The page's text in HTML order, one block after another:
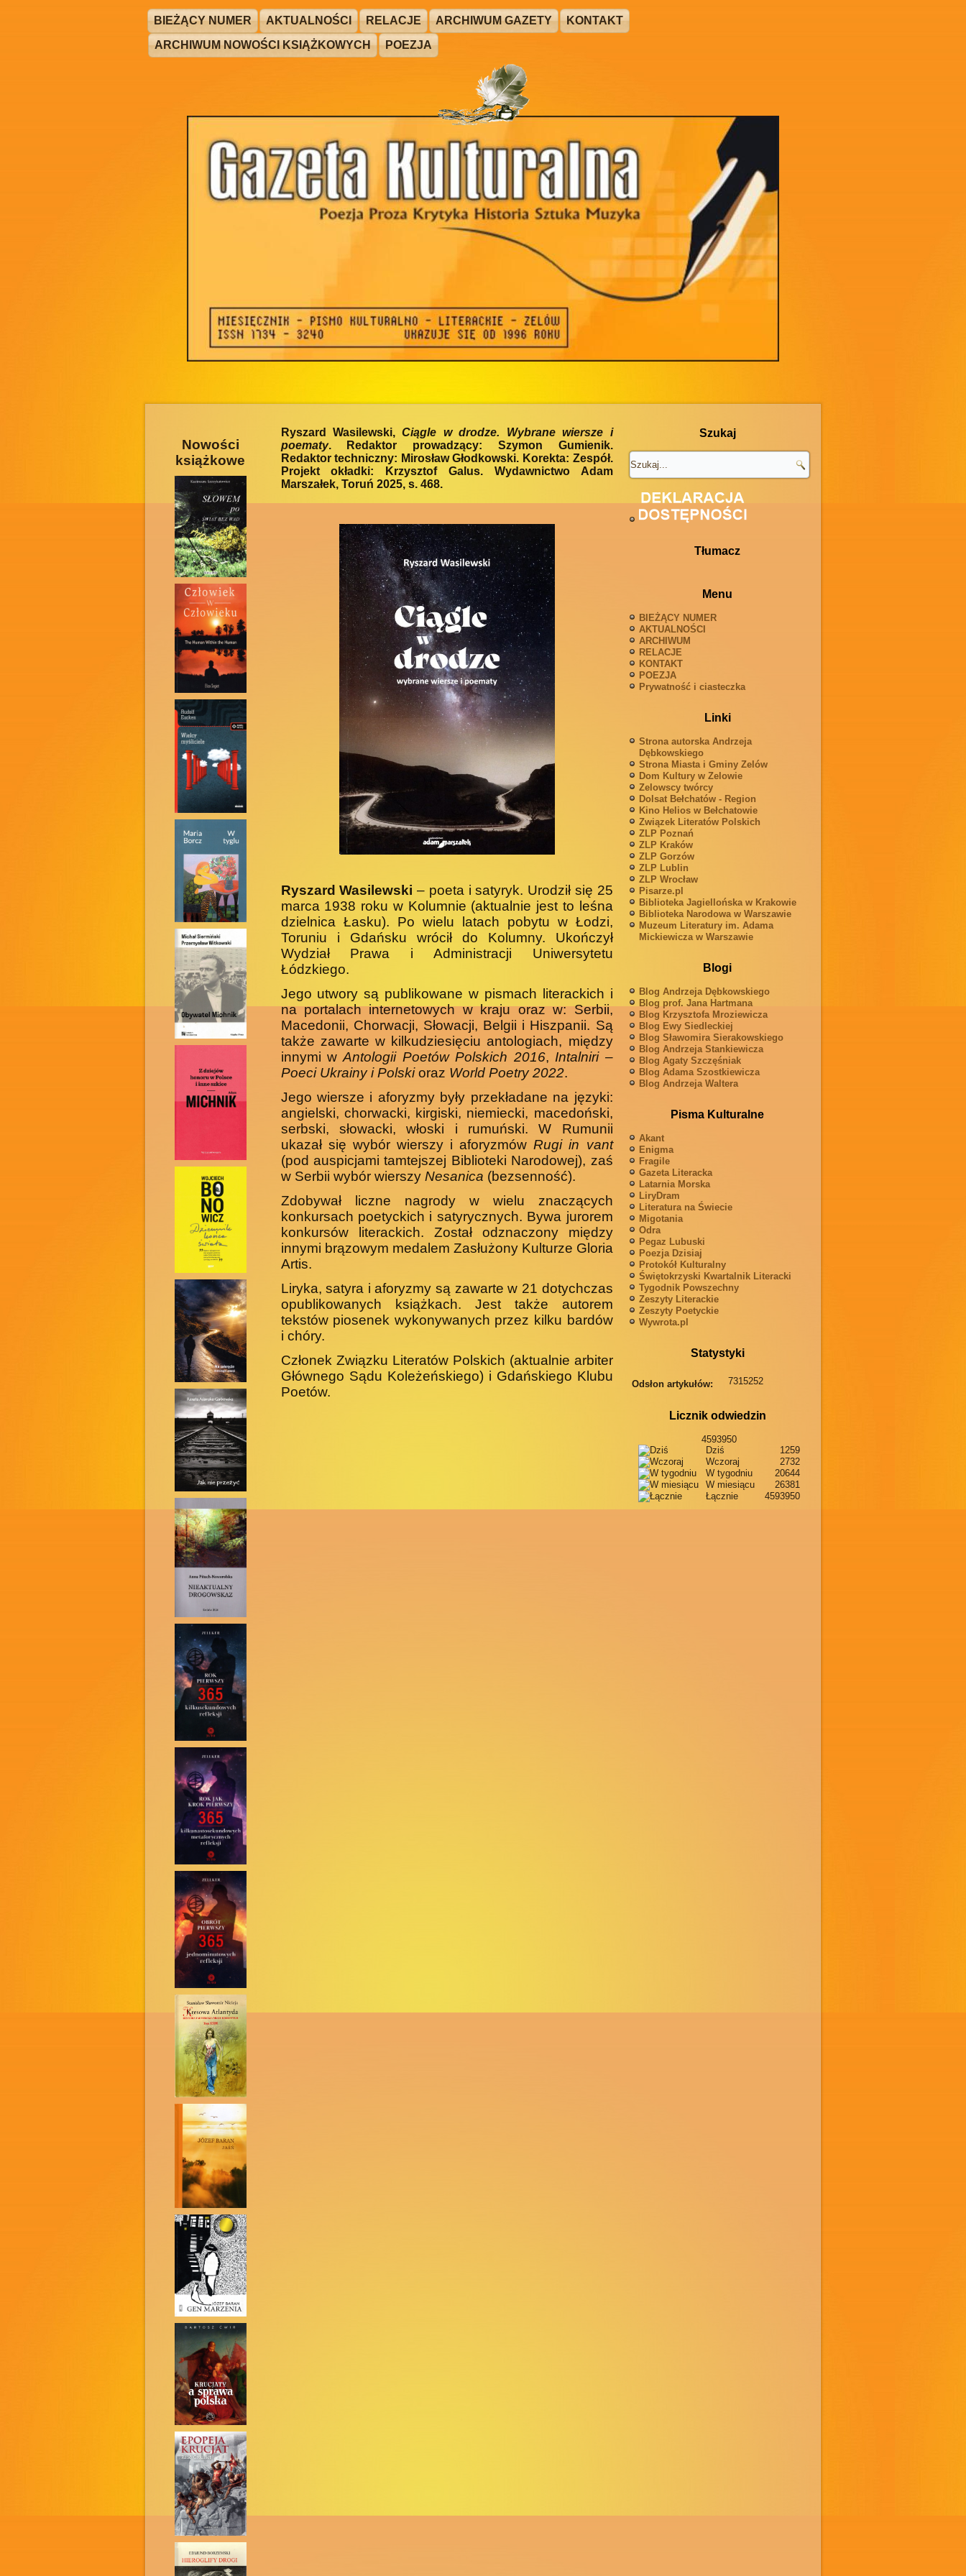
BIEŻĄCY NUMER AKTUALNOŚCI RELACJE ARCHIWUM GAZETY
KONTAKT
ARCHIWUM NOWOŚCI KSIĄŻKOWYCH
POEZJA
Nowości
książkowe
Ryszard Wasilewski,Ciągle w drodze. Wybrane wiersze i
poematy. Redaktor prowadzący: Szymon Gumienik.
Redaktor techniczny: Mirosław Głodkowski. Korekta: Zespół.
Projekt okładki: Krzysztof Galus. Wydawnictwo Adam
Marszałek, Toruń 2025, s. 468.
Ryszard Wasilewski – poeta i satyryk. Uro­dził się 25
marca 1938 roku w Kolumnie (aktualnie jest to leśna
dzielnica Łasku). Po wielu latach pobytu w Łodzi,
Toruniu i Gdańsku wrócił do Kolumny. Ukończył
Wydział Prawa i Administracji Uniwersy­tetu
Łódzkiego.
Jego utwory są publikowane w pismach literackich i
na portalach internetowych w kraju oraz w: Serbii,
Macedonii, Chor­wacji, Słowacji, Belgii i Hiszpanii. Są
tak­że zawarte w kilkudziesięciu antologiach, między
innymi wAntologii Poetów Polskich 2016, Intalniri –
Poeci Ukrainy i Polskioraz World Poetry 2022.
Jego wiersze i aforyzmy były przekładane na języki:
angielski, chorwacki, kirgiski, niemiecki, macedoński,
serbski, słowacki, włoski i rumuński. W Rumunii
ukazał się wybór wierszy i afo­ryzmówRugi in vant
(pod auspicjami tamtejszej Biblioteki Na­rodowej), zaś
w Serbii wybór wierszy Nesanica (bezsenność).
Zdobywał liczne nagrody w wielu znaczących
konkursach poe­tyckich i satyrycznych. Bywa jurorem
konkursów literackich. Zo­stał odznaczony między
innymi brązowym medalem Zasłużony Kulturze Gloria
Artis.
Liryka, satyra i aforyzmy są zawarte w 21 dotychczas
opubliko­wanych książkach. Jest także autorem
tekstów piosenek wyko­nywanych przez kilku bardów
i chóry.
Członek Związku Literatów Polskich (aktualnie arbiter
Głównego Sądu Koleżeńskiego) i Gdańskiego Klubu
Poetów.
Szukaj
Tłumacz
Menu
BIEŻĄCY NUMER
AKTUALNOŚCI
ARCHIWUM
RELACJE
KONTAKT
POEZJA
Prywatność i ciasteczka
Linki
Strona autorska Andrzeja
Dębkowskiego
Strona Miasta i Gminy Zelów
Dom Kultury w Zelowie
Zelowscy twórcy
Dolsat Bełchatów - Region
Kino Helios w Bełchatowie
Związek Literatów Polskich
ZLP Poznań
ZLP Kraków
ZLP Gorzów
ZLP Lublin
ZLP Wrocław
Pisarze.pl
Biblioteka Jagiellońska w Krakowie
Biblioteka Narodowa w Warszawie
Muzeum Literatury im. Adama
Mickiewicza w Warszawie
Blogi
Blog Andrzeja Dębkowskiego
Blog prof. Jana Hartmana
Blog Krzysztofa Mroziewicza
Blog Ewy Siedleckiej
Blog Sławomira Sierakowskiego
Blog Andrzeja Stankiewicza
Blog Agaty Szczęśniak
Blog Adama Szostkiewicza
Blog Andrzeja Waltera
Pisma Kulturalne
Akant
Enigma
Fragile
Gazeta Literacka
Latarnia Morska
LiryDram
Literatura na Świecie
Migotania
Odra
Pegaz Lubuski
Poezja Dzisiaj
Protokół Kulturalny
Świętokrzyski Kwartalnik Literacki
Tygodnik Powszechny
Zeszyty Literackie
Zeszyty Poetyckie
Wywrota.pl
Statystyki
Odsłon artykułów: 7315252
Licznik odwiedzin
4593950
Dziś
1259
Wczoraj
2732
W tygodniu
20644
W miesiącu
26381
Łącznie
4593950